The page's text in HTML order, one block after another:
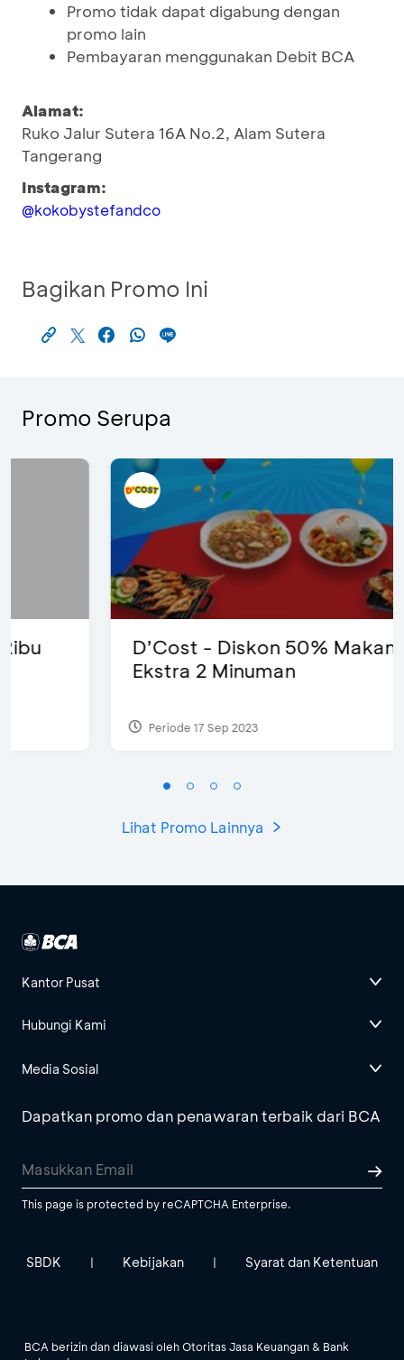
Promo tidak dapat digabung dengan
promo lain
Pembayaran menggunakan Debit BCA
Alamat:
Ruko Jalur Sutera 16A No.2, Alam Sutera
Tangerang
Instagram:
@kokobystefandco
Bagikan Promo Ini
Promo Serupa
D’Cost - Diskon 50% Makanan &
Ekstra 2 Minuman
Periode 17 Sep 2023
Lihat Promo Lainnya
Kantor Pusat
Hubungi Kami
Media Sosial
Dapatkan promo dan penawaran terbaik dari BCA
This page is protected by reCAPTCHA Enterprise.
SBDK | Kebijakan | Syarat dan Ketentuan
BCA berizin dan diawasi oleh Otoritas Jasa Keuangan & Bank